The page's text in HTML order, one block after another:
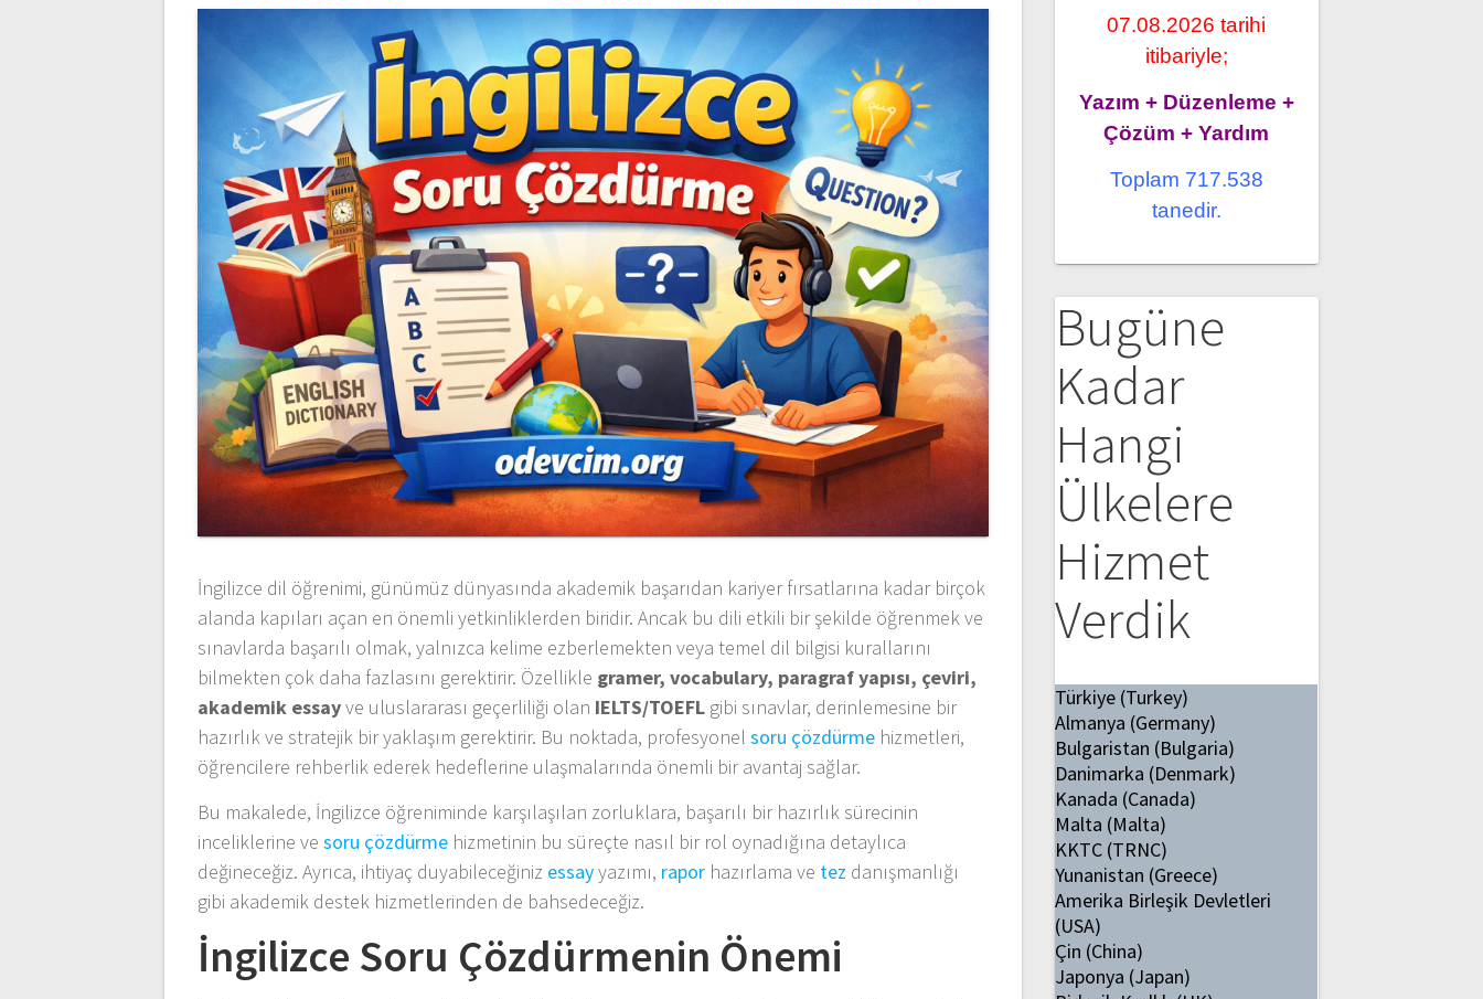
İngilizce dil öğrenimi, günümüz dünyasında akademik başarıdan kariyer fırsatlarına kadar birçok
alanda kapıları açan en önemli yetkinliklerden biridir. Ancak bu dili etkili bir şekilde öğrenmek ve
sınavlarda başarılı olmak, yalnızca kelime ezberlemekten veya temel dil bilgisi kurallarını
bilmekten çok daha fazlasını gerektirir. Özellikle gramer, vocabulary, paragraf yapısı, çeviri,
akademik essayve uluslararası geçerliliği olan IELTS/TOEFL gibi sınavlar, derinlemesine bir
hazırlık ve stratejik bir yaklaşım gerektirir. Bu noktada, profesyonelsoru çözdürme hizmetleri,
öğrencilere rehberlik ederek hedeflerine ulaşmalarında önemli bir avantaj sağlar.
Bu makalede, İngilizce öğreniminde karşılaşılan zorluklara, başarılı bir hazırlık sürecinin
inceliklerine vesoru çözdürme hizmetinin bu süreçte nasıl bir rol oynadığına detaylıca
değineceğiz. Ayrıca, ihtiyaç duyabileceğiniz essayyazımı, rapor hazırlama ve tez danışmanlığı
gibi akademik destek hizmetlerinden de bahsedeceğiz.
İngilizce Soru Çözdürmenin Önemi
07.08.2026 tarihi
itibariyle;
Yazım + Düzenleme +
Çözüm + Yardım
Toplam 717.538
tanedir.
Bugüne
Kadar
Hangi
Ülkelere
Hizmet
Verdik
Türkiye (Turkey)
Almanya (Germany)
Bulgaristan (Bulgaria)
Danimarka (Denmark)
Kanada (Canada)
Malta (Malta)
KKTC (TRNC)
Yunanistan (Greece)
Amerika Birleşik Devletleri
(USA)
Çin (China)
Japonya (Japan)